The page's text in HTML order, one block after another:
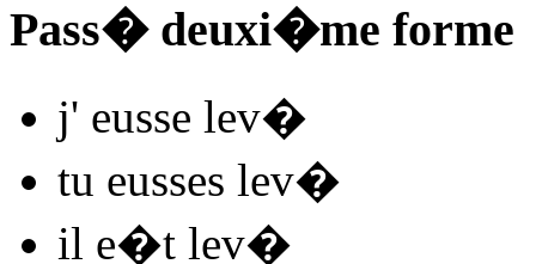
Pass� deuxi�me forme
j' eusse lev�
tu eusses lev�
il e�t lev�